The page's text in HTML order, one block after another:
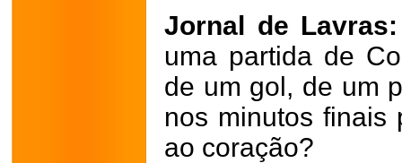
Jornal de Lavras:
uma partida de
de um gol, de um
nos minutos finais
ao coração?